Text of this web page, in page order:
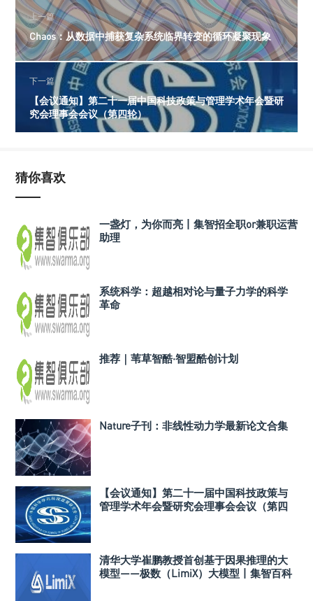
上一篇
Chaos：从数据中捕获复杂系统临界转变的循环凝聚现象
下一篇
【会议通知】第二十一届中国科技政策与管理学术年会暨研
究会理事会会议（第四轮）
猜你喜欢
一盏灯，为你而亮丨集智招全职or兼职运营
助理
系统科学：超越相对论与量子力学的科学
革命
推荐｜苇草智酷·智盟酷创计划
Nature子刊：非线性动力学最新论文合集
【会议通知】第二十一届中国科技政策与
管理学术年会暨研究会理事会会议（第四
清华大学崔鹏教授首创基于因果推理的大
模型——极数（LimiX）大模型丨集智百科